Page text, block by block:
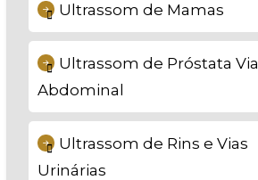
Ultrassom de Mamas
Ultrassom de Próstata Via
Abdominal
Ultrassom de Rins e Vias
Urinárias